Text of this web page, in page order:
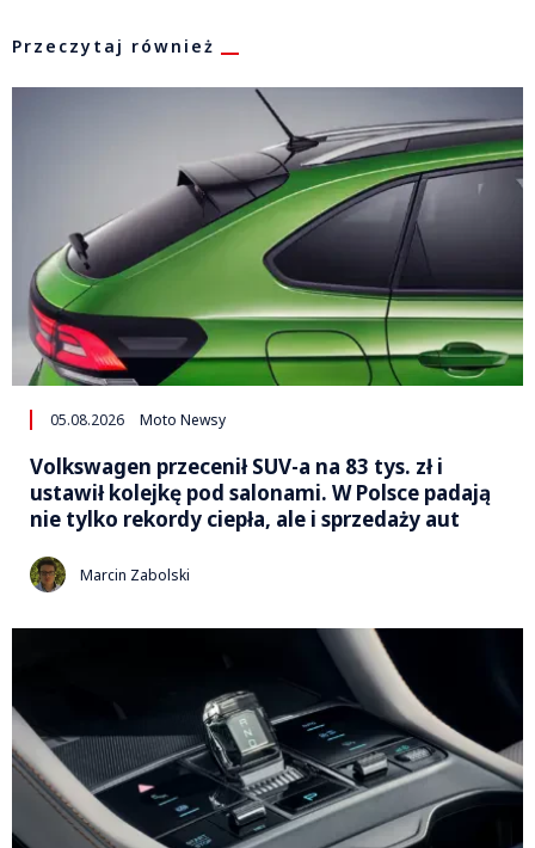
Przeczytaj również
05.08.2026 Moto Newsy
Volkswagen przecenił SUV-a na 83 tys. zł i
ustawił kolejkę pod salonami. W Polsce padają
nie tylko rekordy ciepła, ale i sprzedaży aut
Marcin Zabolski